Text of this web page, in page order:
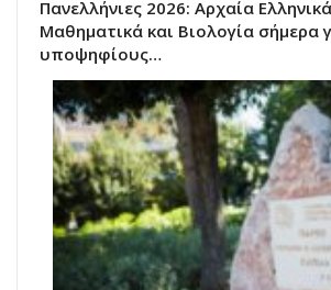
Πανελλήνιες 2026: Αρχαία
Μαθηματικά και Βιολογία σήμερα
υποψηφίους…